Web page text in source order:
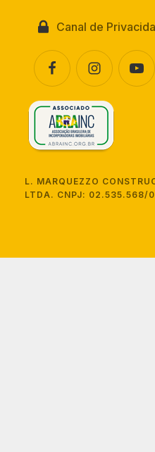
Canal de
L. MARQUEZZO
LTDA. CNPJ: 02.535.568/